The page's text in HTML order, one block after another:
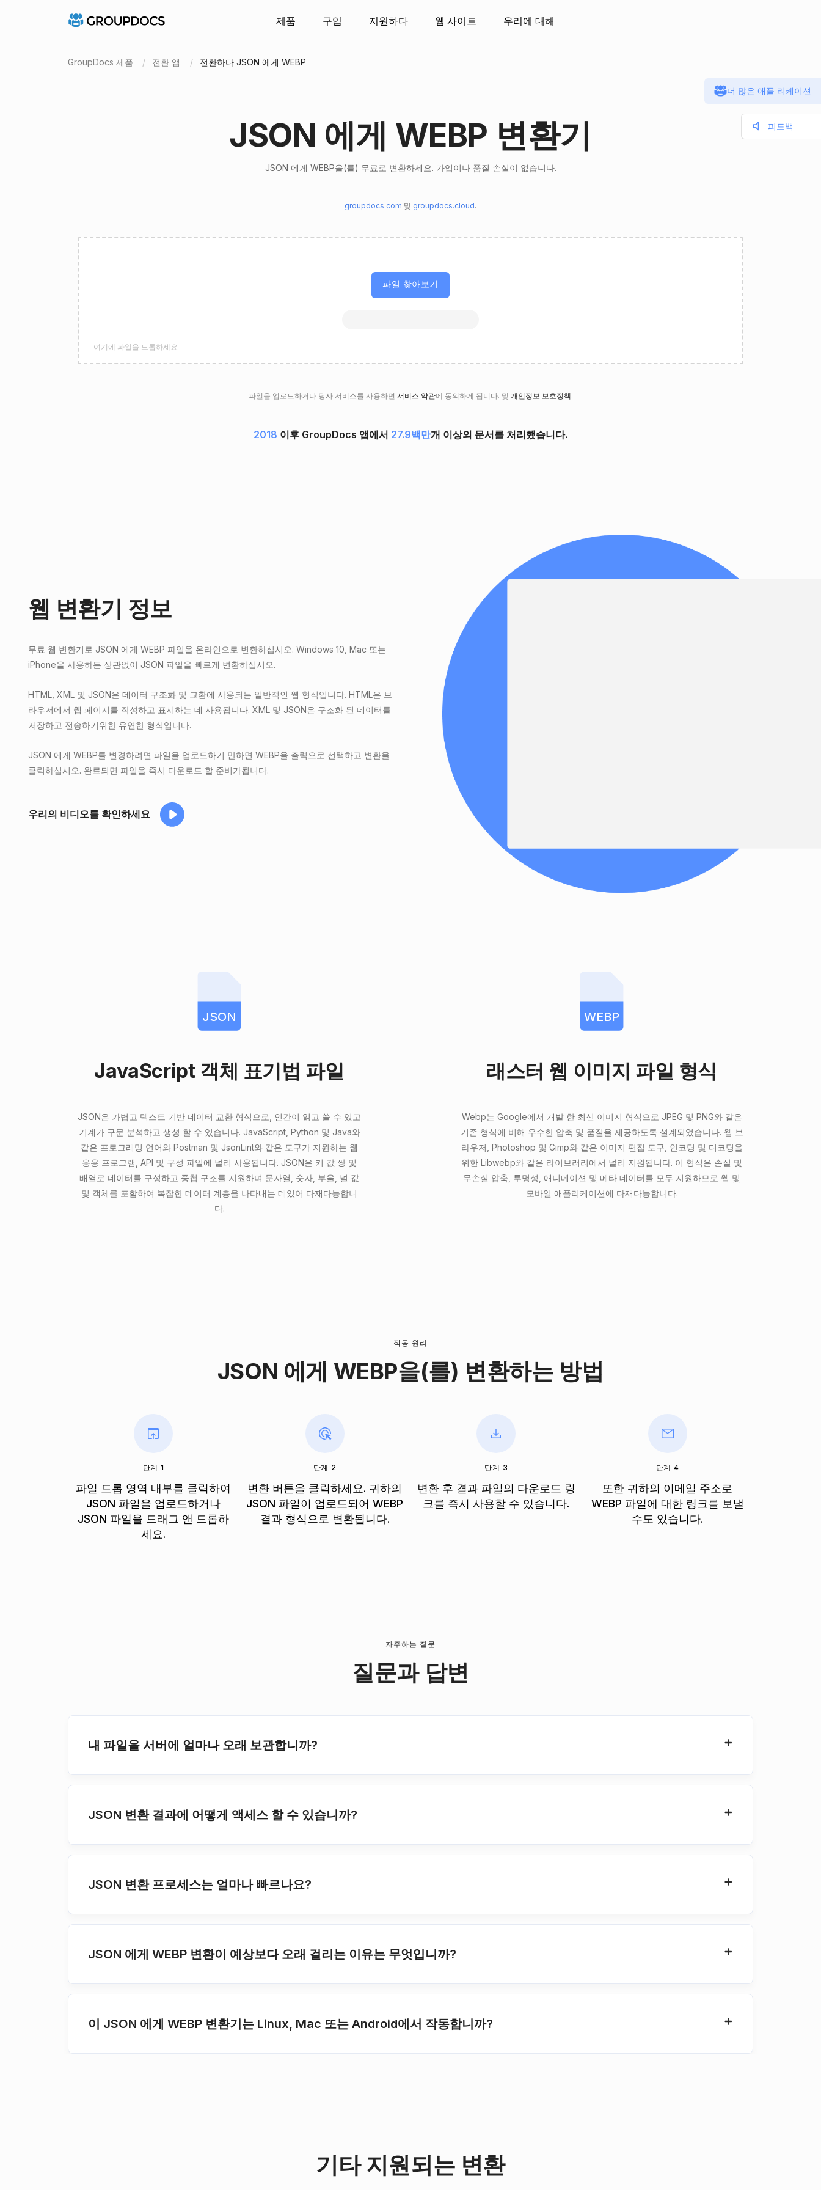
제품 구입 지원하다 웹 사이트 우리에 대해
GroupDocs 제품 전환 앱 전환하다 JSON 에게 WEBP
JSON 에게 WEBP 변환기
JSON 에게 WEBP을(를) 무료로 변환하세요. 가입이나 품질 손실이 없습니다.
groupdocs.com 및 groupdocs.cloud.
파일 찾아보기
여기에 파일을 드롭하세요
파일을 업로드하거나 당사 서비스를 사용하면 서비스 약관에 동의하게 됩니다. 및 개인정보 보호정책.
2018 이후 GroupDocs 앱에서 27.9백만개 이상의 문서를 처리했습니다.
웹 변환기 정보
무료 웹 변환기로 JSON 에게 WEBP 파일을 온라인으로 변환하십시오. Windows 10, Mac 또는
iPhone을 사용하든 상관없이 JSON 파일을 빠르게 변환하십시오.
HTML, XML 및 JSON은 데이터 구조화 및 교환에 사용되는 일반적인 웹 형식입니다. HTML은 브
라우저에서 웹 페이지를 작성하고 표시하는 데 사용됩니다. XML 및 JSON은 구조화 된 데이터를
저장하고 전송하기위한 유연한 형식입니다.
JSON 에게 WEBP를 변경하려면 파일을 업로드하기 만하면 WEBP을 출력으로 선택하고 변환을
클릭하십시오. 완료되면 파일을 즉시 다운로드 할 준비가됩니다.
우리의 비디오를 확인하세요
JSON
JavaScript 객체 표기법 파일
JSON은 가볍고 텍스트 기반 데이터 교환 형식으로, 인간이 읽고 쓸 수 있고
기계가 구문 분석하고 생성 할 수 있습니다. JavaScript, Python 및 Java와
같은 프로그래밍 언어와 Postman 및 JsonLint와 같은 도구가 지원하는 웹
응용 프로그램, API 및 구성 파일에 널리 사용됩니다. JSON은 키 값 쌍 및
배열로 데이터를 구성하고 중첩 구조를 지원하며 문자열, 숫자, 부울, 널 값
및 객체를 포함하여 복잡한 데이터 계층을 나타내는 데있어 다재다능합니
다.
WEBP
래스터 웹 이미지 파일 형식
Webp는 Google에서 개발 한 최신 이미지 형식으로 JPEG 및 PNG와 같은
기존 형식에 비해 우수한 압축 및 품질을 제공하도록 설계되었습니다. 웹 브
라우저, Photoshop 및 Gimp와 같은 이미지 편집 도구, 인코딩 및 디코딩을
위한 Libwebp와 같은 라이브러리에서 널리 지원됩니다. 이 형식은 손실 및
무손실 압축, 투명성, 애니메이션 및 메타 데이터를 모두 지원하므로 웹 및
모바일 애플리케이션에 다재다능합니다.
작동 원리
JSON 에게 WEBP을(를) 변환하는 방법
단계 1
파일 드롭 영역 내부를 클릭하여
JSON 파일을 업로드하거나
JSON 파일을 드래그 앤 드롭하
세요.
단계 2
변환 버튼을 클릭하세요. 귀하의
JSON 파일이 업로드되어 WEBP
결과 형식으로 변환됩니다.
단계 3
변환 후 결과 파일의 다운로드 링
크를 즉시 사용할 수 있습니다.
단계 4
또한 귀하의 이메일 주소로
WEBP 파일에 대한 링크를 보낼
수도 있습니다.
자주하는 질문
질문과 답변
내 파일을 서버에 얼마나 오래 보관합니까?
JSON 변환 결과에 어떻게 액세스 할 수 있습니까?
JSON 변환 프로세스는 얼마나 빠르나요?
JSON 에게 WEBP 변환이 예상보다 오래 걸리는 이유는 무엇입니까?
이 JSON 에게 WEBP 변환기는 Linux, Mac 또는 Android에서 작동합니까?
기타 지원되는 변환
더 많은 애플 리케이션
피드백